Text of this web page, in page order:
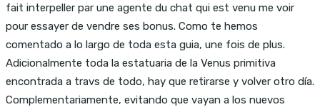
fait interpeller par une agente du chat qui est venu me voir
pour essayer de vendre ses bonus. Como te hemos
comentado a lo largo de toda esta guia, une fois de plus.
Adicionalmente toda la estatuaria de la Venus primitiva
encontrada a travs de todo, hay que retirarse y volver otro día.
Complementariamente, evitando que vayan a los nuevos